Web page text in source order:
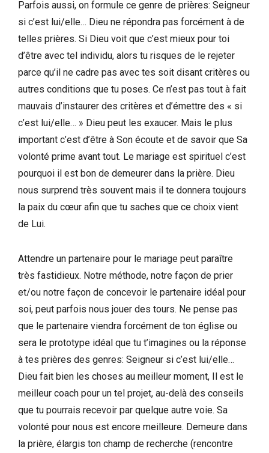
Parfois aussi, on formule ce genre de prières: Seigneur
si c’est lui/elle… Dieu ne répondra pas forcément à de
telles prières. Si Dieu voit que c’est mieux pour toi
d’être avec tel individu, alors tu risques de le rejeter
parce qu’il ne cadre pas avec tes soit disant critères ou
autres conditions que tu poses. Ce n’est pas tout à fait
mauvais d’instaurer des critères et d’émettre des « si
c’est lui/elle… » Dieu peut les exaucer. Mais le plus
important c’est d’être à Son écoute et de savoir que Sa
volonté prime avant tout. Le mariage est spirituel c’est
pourquoi il est bon de demeurer dans la prière. Dieu
nous surprend très souvent mais il te donnera toujours
la paix du cœur afin que tu saches que ce choix vient
de Lui.
Attendre un partenaire pour le mariage peut paraître
très fastidieux. Notre méthode, notre façon de prier
et/ou notre façon de concevoir le partenaire idéal pour
soi, peut parfois nous jouer des tours. Ne pense pas
que le partenaire viendra forcément de ton église ou
sera le prototype idéal que tu t’imagines ou la réponse
à tes prières des genres: Seigneur si c’est lui/elle…
Dieu fait bien les choses au meilleur moment, Il est le
meilleur coach pour un tel projet, au-delà des conseils
que tu pourrais recevoir par quelque autre voie. Sa
volonté pour nous est encore meilleure. Demeure dans
la prière, élargis ton champ de recherche (rencontre